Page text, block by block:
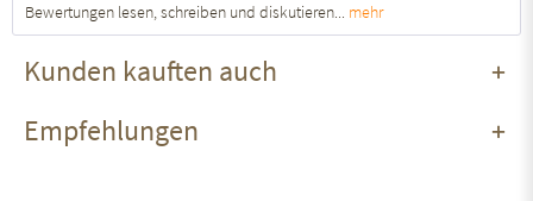
Bewertungen lesen, schreiben und diskutieren... mehr
Kunden kauften auch
Empfehlungen